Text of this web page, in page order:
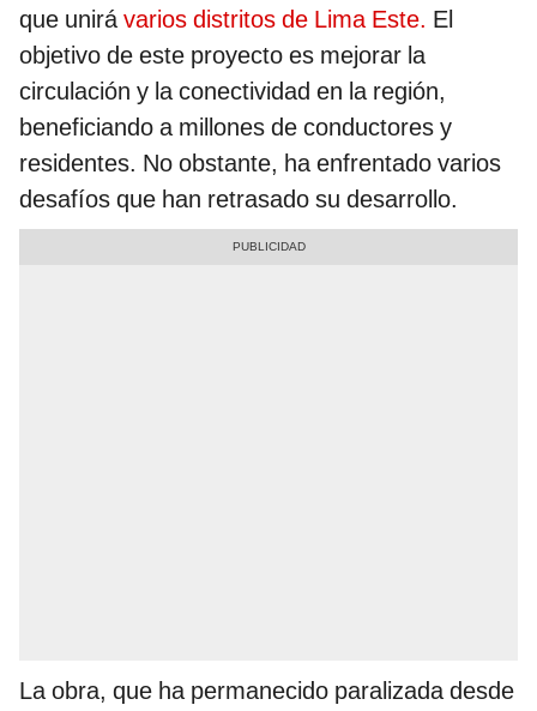
que unirávarios distritos de Lima Este. El
objetivo de este proyecto es mejorar la
circulación y la conectividad en la región,
beneficiando a millones de conductores y
residentes. No obstante, ha enfrentado varios
desafíos que han retrasado su desarrollo.
La obra, que ha permanecido paralizada desde